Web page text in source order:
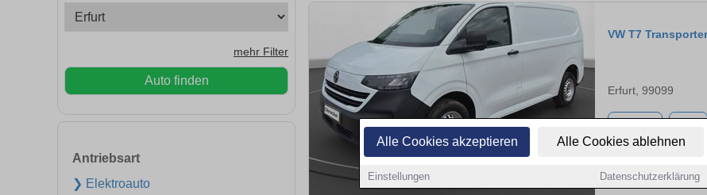
Alle Cookies akzeptieren Alle Cookies ablehnen
Einstellungen Datenschutzerklärung
mehr Filter
Auto finden
Antriebsart
❯ Elektroauto
VW T7 Transporter
Erfurt, 99099